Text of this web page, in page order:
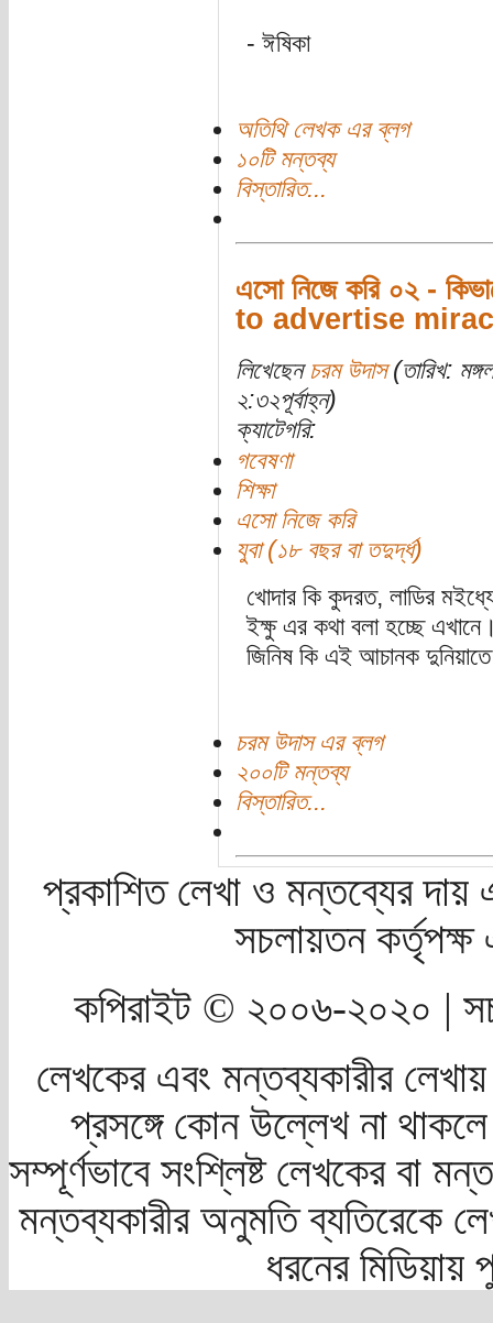
- ঈষিকা
অতিথি লেখক এর ব্লগ
১০টি মন্তব্য
বিস্তারিত...
এসো নিজে করি ০২ -
to advertise
লিখেছেন চরম উদাস(তারিখ:
২:৩২পূর্বাহ্ন)
ক্যাটেগরি:
গবেষণা
শিক্ষা
এসো নিজে করি
যুবা (১৮ বছর বা তদুর্দ্ধ)
খোদার কি কুদরত, লাডির
ইক্ষু এর কথা বলা হচ্ছে
জিনিষ কি এই আচানক
চরম উদাস এর ব্লগ
২০০টি মন্তব্য
বিস্তারিত...
প্রকাশিত লেখা ও মন্তব্যের দায়
সচলায়তন
কপিরাইট © ২০০৬-২০২০ |
লেখকের এবং মন্তব্যকারীর
প্রসঙ্গে কোন উল্লেখ না
সম্পূর্ণভাবে সংশ্লিষ্ট লেখকের বা
মন্তব্যকারীর অনুমতি ব্যতিরেকে
ধরনের মিডিয়ায়